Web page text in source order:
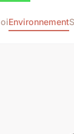
Environnement